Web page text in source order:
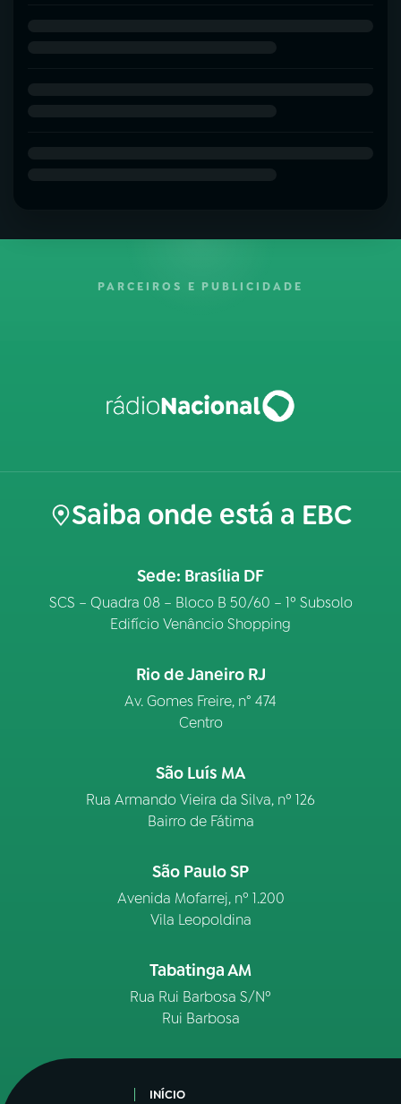
PARCEIROS E PUBLICIDADE
Saiba onde está a EBC
Sede: Brasília DF
SCS – Quadra 08 – Bloco B 50/60 – 1º Subsolo
Edifício Venâncio Shopping
Rio de Janeiro RJ
Av. Gomes Freire, n° 474
Centro
São Luís MA
Rua Armando Vieira da Silva, nº 126
Bairro de Fátima
São Paulo SP
Avenida Mofarrej, nº 1.200
Vila Leopoldina
Tabatinga AM
Rua Rui Barbosa S/Nº
Rui Barbosa
INÍCIO